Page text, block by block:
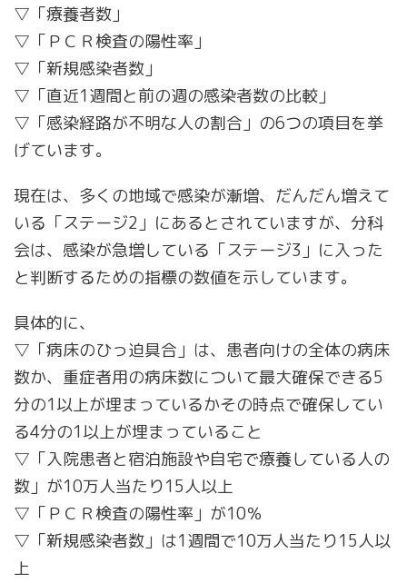
▽「療養者数」
▽「ＰＣＲ検査の陽性率」
▽「新規感染者数」
▽「直近1週間と前の週の感染者数の比較」
▽「感染経路が不明な人の割合」の6つの項目を挙
げています。
現在は、多くの地域で感染が漸増、だんだん増えて
いる「ステージ2」にあるとされていますが、分科
会は、感染が急増している「ステージ3」に入った
と判断するための指標の数値を示しています。
具体的に、
▽「病床のひっ迫具合」は、患者向けの全体の病床
数か、重症者用の病床数について最大確保できる5
分の1以上が埋まっているかその時点で確保してい
る4分の1以上が埋まっていること
▽「入院患者と宿泊施設や自宅で療養している人の
数」が10万人当たり15人以上
▽「ＰＣＲ検査の陽性率」が10％
▽「新規感染者数」は1週間で10万人当たり15人以
上